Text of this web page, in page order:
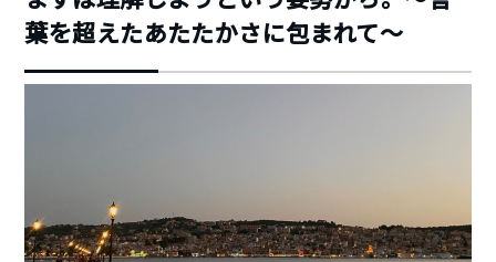
葉を超えたあたたかさに包まれて〜